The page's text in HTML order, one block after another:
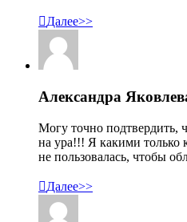
Далее>>
Александра
Могу точно подтвердить,
на ура!!! Я какими только
не пользовалась, чтобы
Далее>>